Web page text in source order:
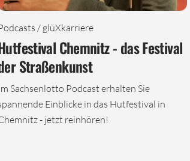
/ glüXkarriere
Chemnitz - das Festival
Straßenkunst
Sachsenlotto Podcast erhalten Sie
Einblicke in das Hutfestival in
- jetzt reinhören!